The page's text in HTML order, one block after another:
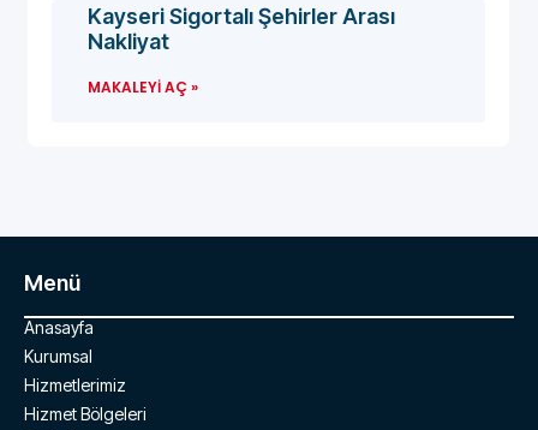
Kayseri Sigortalı Şehirler Arası
Nakliyat
MAKALEYI AÇ »
Menü
Anasayfa
Kurumsal
Hizmetlerimiz
Hizmet Bölgeleri